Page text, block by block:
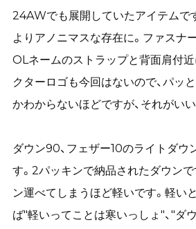
24AWでも展開していたアイテムで
よりアノニマスな存在に。ファスナ
OLネームのストラップと背面肩付
クターロゴも今回はないので、パッ
かわからないほどですが、それがいい
ダウン90、フェザー10のライトダウ
す。2パッキンで納品されたダウンで
ン運べてしまうほど軽いです。軽い
ば"軽いってことは寒いっしょ"、"ダ